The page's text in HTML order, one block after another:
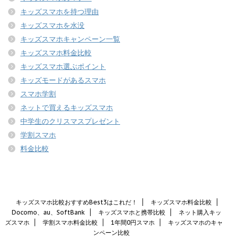
キッズスマホを持つ理由
キッズスマホを水没
キッズスマホキャンペーン一覧
キッズスマホ料金比較
キッズスマホ選ぶポイント
キッズモードがあるスマホ
スマホ学割
ネットで買えるキッズスマホ
中学生のクリスマスプレゼント
学割スマホ
料金比較
キッズスマホ比較おすすめBest3はこれだ！
キッズスマホ料金比較
Docomo、au、SoftBank
キッズスマホと携帯比較
ネット購入キッ
ズスマホ
学割スマホ料金比較 1年間0円スマホ
キッズスマホのキャ
ンペーン比較